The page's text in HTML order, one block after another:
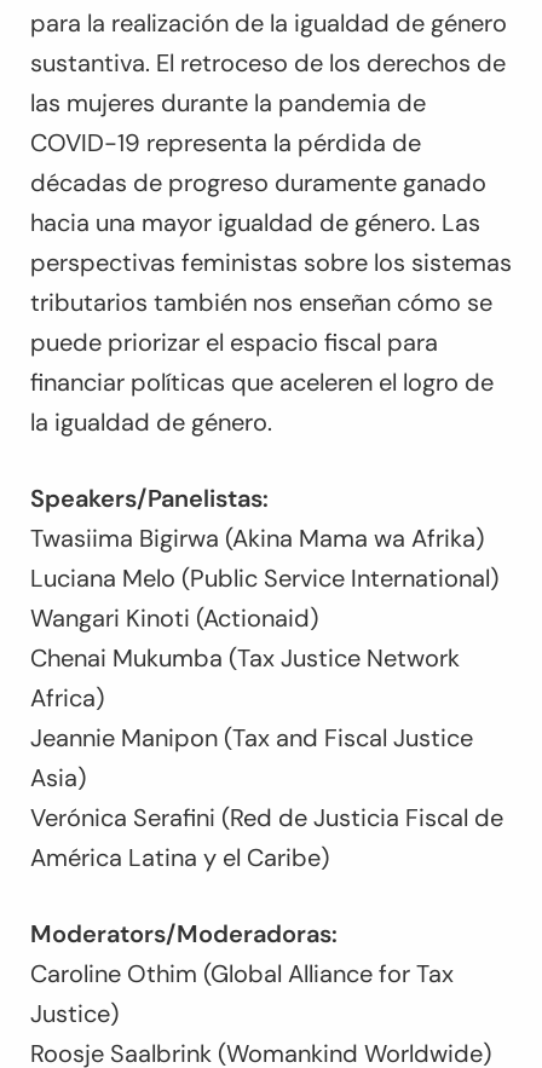
para la realización de la igualdad de género
sustantiva. El retroceso de los derechos de
las mujeres durante la pandemia de
COVID-19 representa la pérdida de
décadas de progreso duramente ganado
hacia una mayor igualdad de género. Las
perspectivas feministas sobre los sistemas
tributarios también nos enseñan cómo se
puede priorizar el espacio fiscal para
financiar políticas que aceleren el logro de
la igualdad de género.
Speakers/Panelistas:
Twasiima Bigirwa (Akina Mama wa Afrika)
Luciana Melo (Public Service International)
Wangari Kinoti (Actionaid)
Chenai Mukumba (Tax Justice Network
Africa)
Jeannie Manipon (Tax and Fiscal Justice
Asia)
Verónica Serafini (Red de Justicia Fiscal de
América Latina y el Caribe)
Moderators/Moderadoras:
Caroline Othim (Global Alliance for Tax
Justice)
Roosje Saalbrink (Womankind Worldwide)